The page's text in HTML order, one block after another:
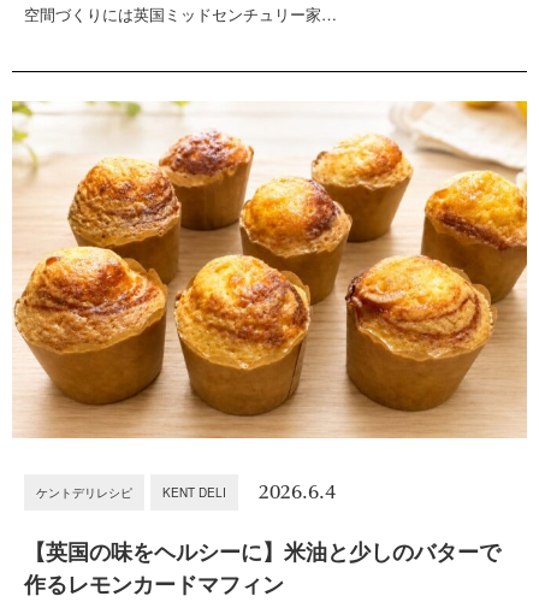
空間づくりには英国ミッドセンチュリー家…
ケントデリレシピ KENT DELI 2026.6.4
【英国の味をヘルシーに】米油と少しのバターで
作るレモンカードマフィン